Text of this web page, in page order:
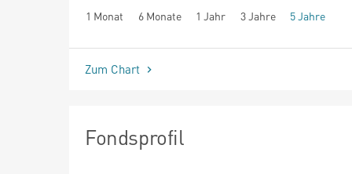
1 Monat 6 Monate 1 Jahr 3 Jahre 5 Jahre
seit Beginn
Zum Chart
Fondsprofil